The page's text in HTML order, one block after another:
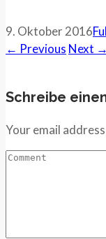
9. Oktober 2016
← Previous Next →
Schreibe
Your email